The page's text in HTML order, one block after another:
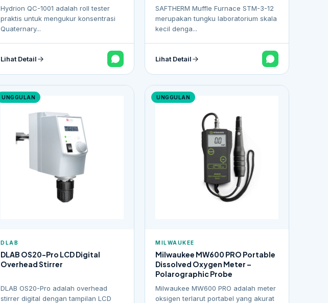
Hydrion QC-1001 adalah roll tester
praktis untuk mengukur konsentrasi
Quaternary...
Lihat Detail
SAFTHERM Muffle Furnace STM-3-12
merupakan tungku laboratorium skala
kecil denga...
Lihat Detail
UNGGULAN
DLAB
DLAB OS20-Pro LCD Digital
Overhead Stirrer
DLAB OS20-Pro adalah overhead
stirrer digital dengan tampilan LCD
UNGGULAN
MILWAUKEE
Milwaukee MW600 PRO Portable
Dissolved Oxygen Meter –
Polarographic Probe
Milwaukee MW600 PRO adalah meter
oksigen terlarut portabel yang akurat